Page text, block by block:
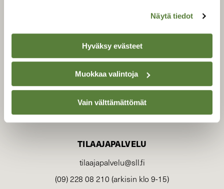
Näytä tiedot
Hyväksy evästeet
Muokkaa valintoja
Vain välttämättömät
luonnonsuojelu­liitto.
TILAAJAPALVELU
tilaajapalvelu@sll.fi
(09) 228 08 210 (arkisin klo 9-15)